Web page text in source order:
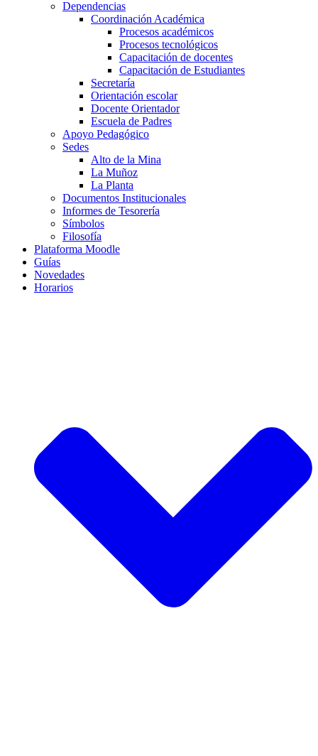
Dependencias
Coordinación Académica
Procesos académicos
Procesos tecnológicos
Capacitación de docentes
Capacitación de Estudiantes
Secretaría
Orientación escolar
Docente Orientador
Escuela de Padres
Apoyo Pedagógico
Sedes
Alto de la Mina
La Muñoz
La Planta
Documentos Institucionales
Informes de Tesorería
Símbolos
Filosofía
Plataforma Moodle
Guías
Novedades
Horarios